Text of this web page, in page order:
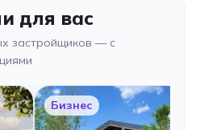
для вас
застройщиков — с
Бизнес